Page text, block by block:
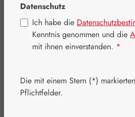
11,90 €
Inhalt: 0.1 Liter (119,00 € / 1 Liter)
Preise inkl. MwSt. zzgl.
Datenschutz
Ich habe die
Kenntnis genommen und die
mit ihnen einverstanden. *
Die mit einem Stern (*)
Pflichtfelder.